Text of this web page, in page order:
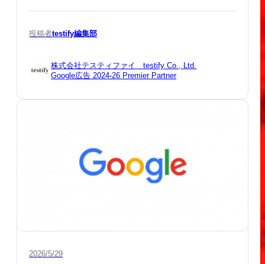
投稿者testify編集部
株式会社テスティファイ testify Co., Ltd.
Google広告 2024-26 Premier Partner
2026/5/29